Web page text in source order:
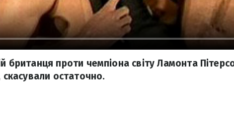
британця проти чемпіона світу Ламонта
остаточно.